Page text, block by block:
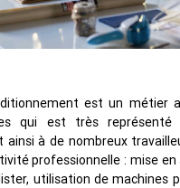
est un métier
qui est très représenté
ainsi à de nombreux
professionnelle : mise
utilisation de machines